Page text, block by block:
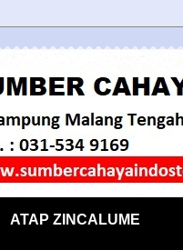
ATAP ZINCALUME